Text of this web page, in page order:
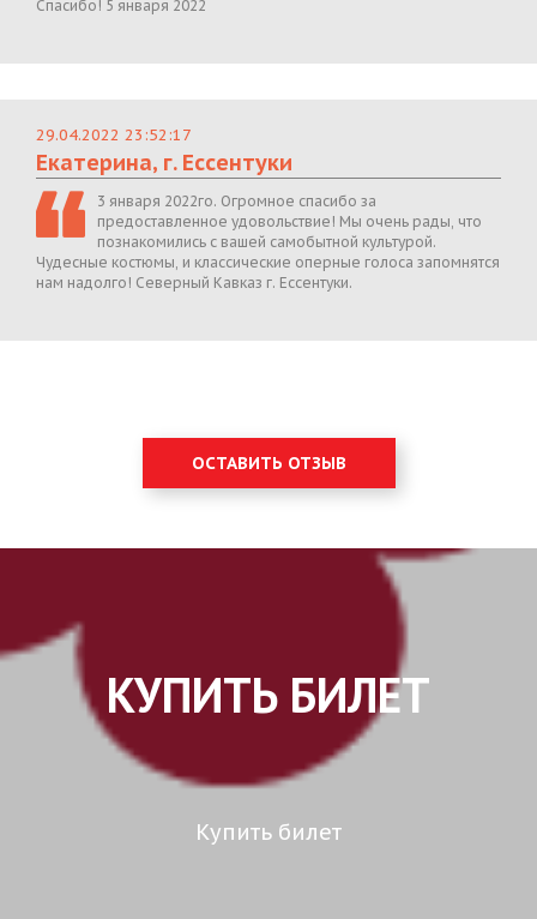
Спасибо! 5 января 2022
29.04.2022 23:52:17
Екатерина, г. Ессентуки
3 января 2022го. Огромное спасибо за
предоставленное удовольствие! Мы очень рады, что
познакомились с вашей самобытной культурой.
Чудесные костюмы, и классические оперные голоса запомнятся
нам надолго! Северный Кавказ г. Ессентуки.
ОСТАВИТЬ ОТЗЫВ
КУПИТЬ БИЛЕТ
Купить билет